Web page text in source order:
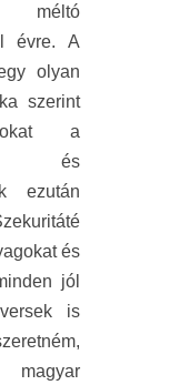
méltó
évre. A
olyan
szerint
a
és
ezután
és
jól
is